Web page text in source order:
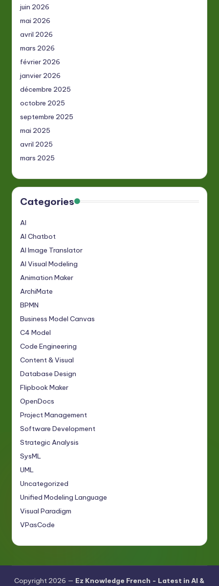
juin 2026
mai 2026
avril 2026
mars 2026
février 2026
janvier 2026
décembre 2025
octobre 2025
septembre 2025
mai 2025
avril 2025
mars 2025
Categories
AI
AI Chatbot
AI Image Translator
AI Visual Modeling
Animation Maker
ArchiMate
BPMN
Business Model Canvas
C4 Model
Code Engineering
Content & Visual
Database Design
Flipbook Maker
OpenDocs
Project Management
Software Development
Strategic Analysis
SysML
UML
Uncategorized
Unified Modeling Language
Visual Paradigm
VPasCode
Copyright 2026 — Ez Knowledge French - Latest in AI &